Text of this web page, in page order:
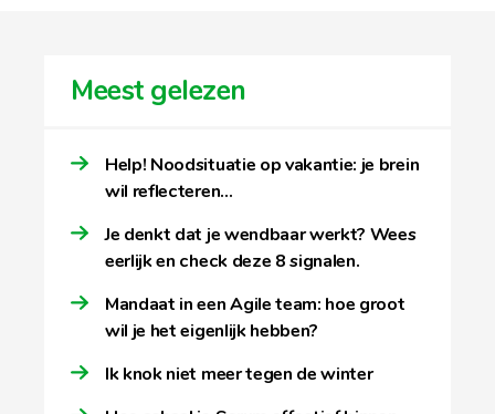
Meest gelezen
Help! Noodsituatie op vakantie: je brein
wil reflecteren…
Je denkt dat je wendbaar werkt? Wees
eerlijk en check deze 8 signalen.
Mandaat in een Agile team: hoe groot
wil je het eigenlijk hebben?
Ik knok niet meer tegen de winter